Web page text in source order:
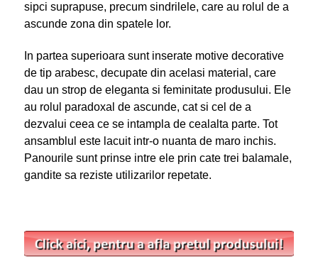
sipci suprapuse, precum sindrilele, care au rolul de a
ascunde zona din spatele lor.
In partea superioara sunt inserate motive decorative
de tip arabesc, decupate din acelasi material, care
dau un strop de eleganta si feminitate produsului. Ele
au rolul paradoxal de ascunde, cat si cel de a
dezvalui ceea ce se intampla de cealalta parte. Tot
ansamblul este lacuit intr-o nuanta de maro inchis.
Panourile sunt prinse intre ele prin cate trei balamale,
gandite sa reziste utilizarilor repetate.